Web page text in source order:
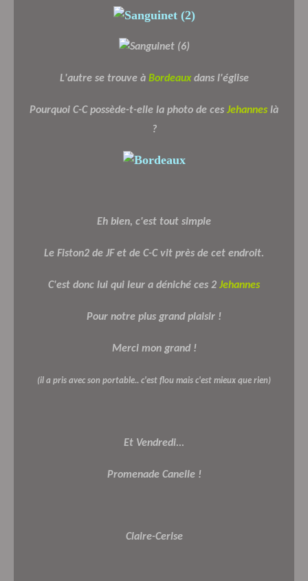
L'autre se trouve à Bordeauxdans l'église
Pourquoi C-C possède-t-elle la photo de ces Jehannes là
?
Eh bien, c'est tout simple
Le Fiston2 de JF et de C-C vit près de cet endroit.
C'est donc lui qui leur a déniché ces 2 Jehannes
Pour notre plus grand plaisir !
Merci mon grand !
(il a pris avec son portable.. c'est flou mais c'est mieux que rien)
Et Vendredi...
Promenade Canelle !
Claire-Cerise